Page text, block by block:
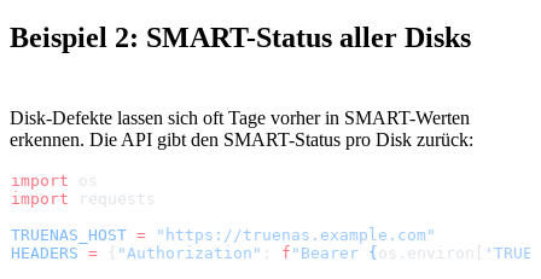
Beispiel 2: SMART-Status aller Disks
Disk-Defekte lassen sich oft Tage vorher in SMART-Werten
erkennen. Die API gibt den SMART-Status pro Disk zurück:
import os
import requests
TRUENAS_HOST = "https://truenas.example.com"
HEADERS = { "Authorization" : f "Bearer { os.environ[